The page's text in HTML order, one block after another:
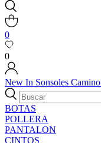
0
0
New In Sonsoles Camino
BOTAS
POLLERA
PANTALON
CINTOS